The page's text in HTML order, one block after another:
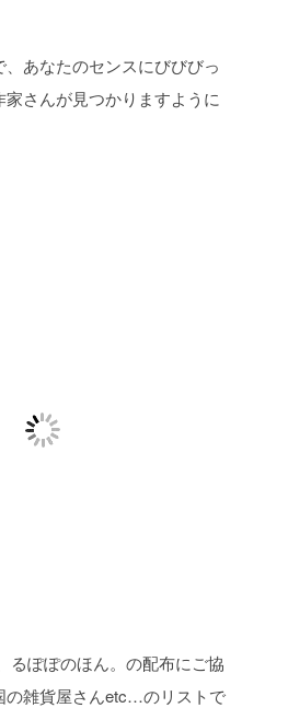
あなたのセンスにびびびっ
さんが見つかりますように
るぽぽのほん。の配布にご協
の雑貨屋さんetc…のリストで